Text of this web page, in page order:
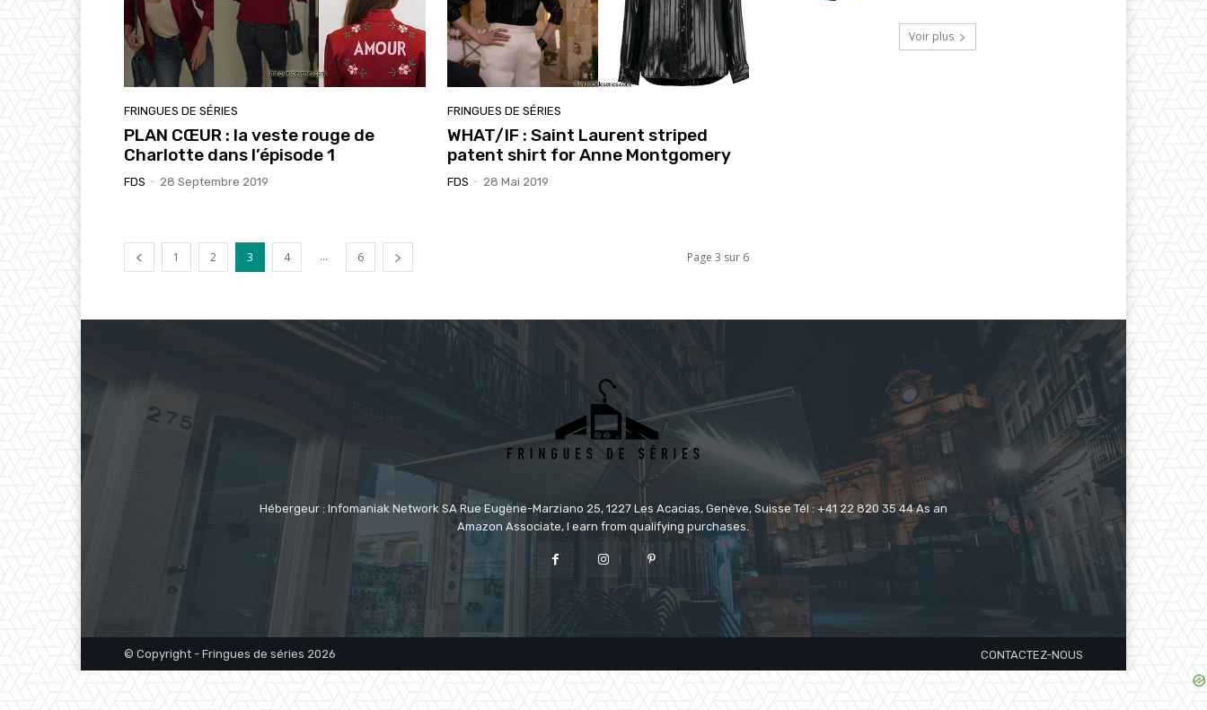
FRINGUES DE SÉRIES
PLAN CŒUR : la veste rouge de
Charlotte dans l’épisode 1
FDS - 28 Septembre 2019
FRINGUES DE SÉRIES
WHAT/IF : Saint Laurent striped
patent shirt for Anne Montgomery
FDS - 28 Mai 2019
1 2 3 4 ... 6 Page 3 sur 6
Voir plus
Hébergeur : Infomaniak Network SA Rue Eugène-Marziano 25, 1227 Les Acacias, Genève, Suisse Tél : +41 22 820 35 44 As an
Amazon Associate, I earn from qualifying purchases.
© Copyright - Fringues de séries 2026 CONTACTEZ-NOUS